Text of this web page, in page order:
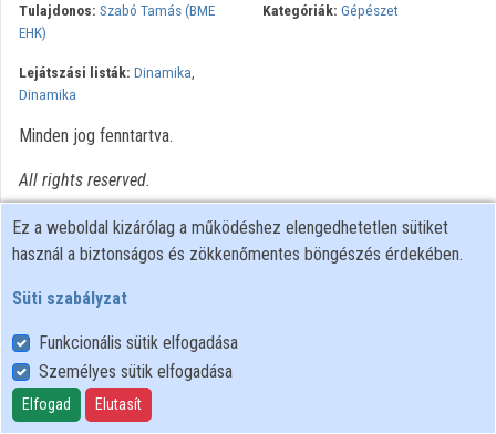
Közreműködők
Tulajdonos: Szabó Tamás (BME
EHK)
Kategóriák: Gépészet
Lejátszási listák: Dinamika,
Dinamika
Minden jog fenntartva.
All rights reserved.
Felhasználói szabályzat
Adatkezelési tájékoztató
Süti szabályzat
Ez a weboldal kizárólag a működéshez elengedhetetlen sütiket
használ a biztonságos és zökkenőmentes böngészés érdekében.
Süti szabályzat
Funkcionális sütik elfogadása
Személyes sütik elfogadása
Elfogad Elutasít